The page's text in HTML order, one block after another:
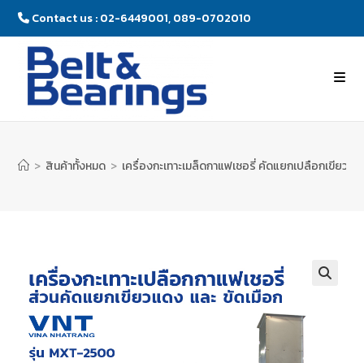
Contact us : 02-6449001, 089-0702010
> สินค้าทั้งหมด > เครื่องกะเทาะเมล็ดกาแฟเชอรี่ คัดแยกเปลือกเขียว